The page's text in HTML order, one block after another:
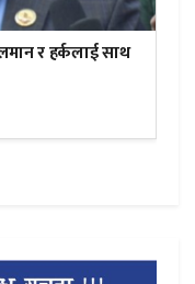
र हर्कलाई साथ